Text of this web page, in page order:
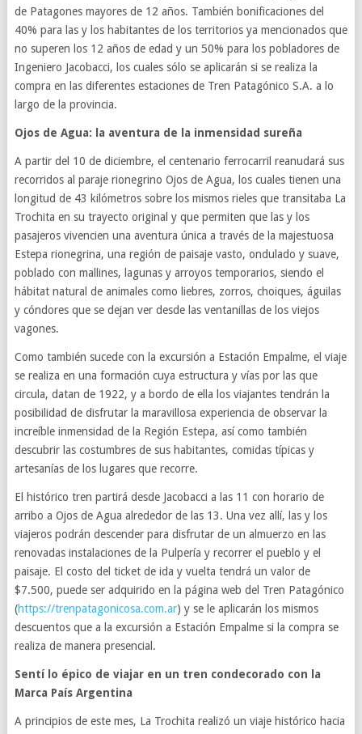
de Patagones mayores de 12 años. También bonificaciones del
40% para las y los habitantes de los territorios ya mencionados que
no superen los 12 años de edad y un 50% para los pobladores de
Ingeniero Jacobacci, los cuales sólo se aplicarán si se realiza la
compra en las diferentes estaciones de Tren Patagónico S.A. a lo
largo de la provincia.
Ojos de Agua: la aventura de la inmensidad sureña
A partir del 10 de diciembre, el centenario ferrocarril reanudará sus
recorridos al paraje rionegrino Ojos de Agua, los cuales tienen una
longitud de 43 kilómetros sobre los mismos rieles que transitaba La
Trochita en su trayecto original y que permiten que las y los
pasajeros vivencien una aventura única a través de la majestuosa
Estepa rionegrina, una región de paisaje vasto, ondulado y suave,
poblado con mallines, lagunas y arroyos temporarios, siendo el
hábitat natural de animales como liebres, zorros, choiques, águilas
y cóndores que se dejan ver desde las ventanillas de los viejos
vagones.
Como también sucede con la excursión a Estación Empalme, el viaje
se realiza en una formación cuya estructura y vías por las que
circula, datan de 1922, y a bordo de ella los viajantes tendrán la
posibilidad de disfrutar la maravillosa experiencia de observar la
increíble inmensidad de la Región Estepa, así como también
descubrir las costumbres de sus habitantes, comidas típicas y
artesanías de los lugares que recorre.
El histórico tren partirá desde Jacobacci a las 11 con horario de
arribo a Ojos de Agua alrededor de las 13. Una vez allí, las y los
viajeros podrán descender para disfrutar de un almuerzo en las
renovadas instalaciones de la Pulpería y recorrer el pueblo y el
paisaje. El costo del ticket de ida y vuelta tendrá un valor de
$7.500, puede ser adquirido en la página web del Tren Patagónico
(https://trenpatagonicosa.com.ar) y se le aplicarán los mismos
descuentos que a la excursión a Estación Empalme si la compra se
realiza de manera presencial.
Sentí lo épico de viajar en un tren condecorado con la
Marca País Argentina
A principios de este mes, La Trochita realizó un viaje histórico hacia